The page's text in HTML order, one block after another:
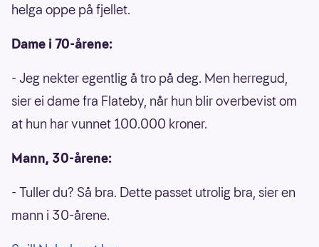
helga oppe på fjellet.
Dame i 70-årene:
- Jeg nekter egentlig å tro på deg. Men herregud,
sier ei dame fra Flateby, når hun blir overbevist om
at hun har vunnet 100.000 kroner.
Mann, 30-årene:
- Tuller du? Så bra. Dette passet utrolig bra, sier en
mann i 30-årene.